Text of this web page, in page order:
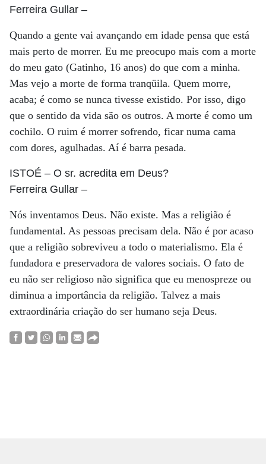
Ferreira Gullar –
Quando a gente vai avançando em idade pensa que está
mais perto de morrer. Eu me preocupo mais com a morte
do meu gato (Gatinho, 16 anos) do que com a minha.
Mas vejo a morte de forma tranqüila. Quem morre,
acaba; é como se nunca tivesse existido. Por isso, digo
que o sentido da vida são os outros. A morte é como um
cochilo. O ruim é morrer sofrendo, ficar numa cama
com dores, agulhadas. Aí é barra pesada.
ISTOÉ – O sr. acredita em Deus?
Ferreira Gullar –
Nós inventamos Deus. Não existe. Mas a religião é
fundamental. As pessoas precisam dela. Não é por acaso
que a religião sobreviveu a todo o materialismo. Ela é
fundadora e preservadora de valores sociais. O fato de
eu não ser religioso não significa que eu menospreze ou
diminua a importância da religião. Talvez a mais
extraordinária criação do ser humano seja Deus.